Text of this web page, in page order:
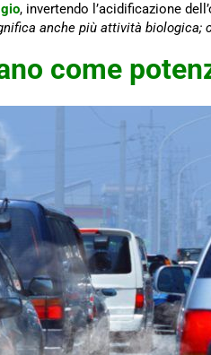
, invertendo l’acidificazione
anche più attività biologica;
come